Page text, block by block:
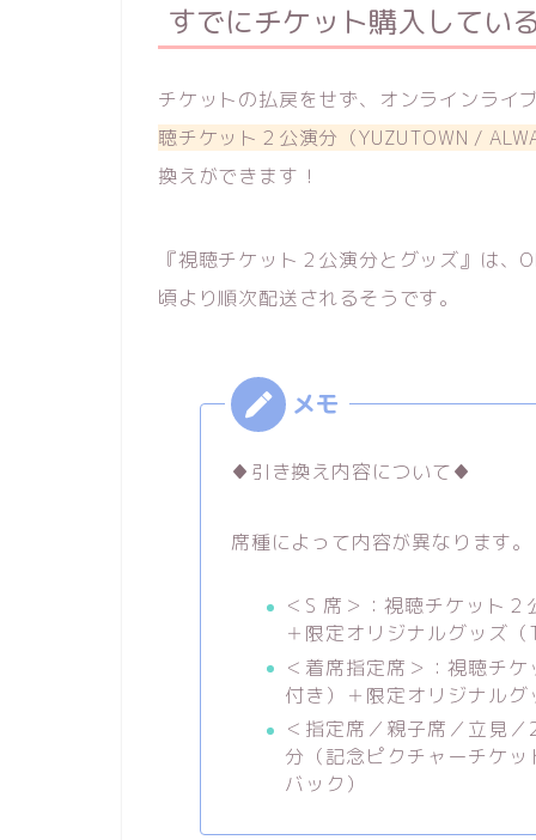
すでにチケット購入してい
チケットの払戻をせず、オンラインライ
聴チケット２公演分（YUZUTOWN /
換えができます！
『視聴チケット２公演分とグッズ』は、
頃より順次配送されるそうです。
♦引き換え内容について♦
席種によって内容が異なります。
＜S 席＞：視聴チケット２
＋限定オリジナルグッズ（
＜着席指定席＞：視聴チ
付き）＋限定オリジナルグ
＜指定席／親子席／立見
分（記念ピクチャーチケ
バック）